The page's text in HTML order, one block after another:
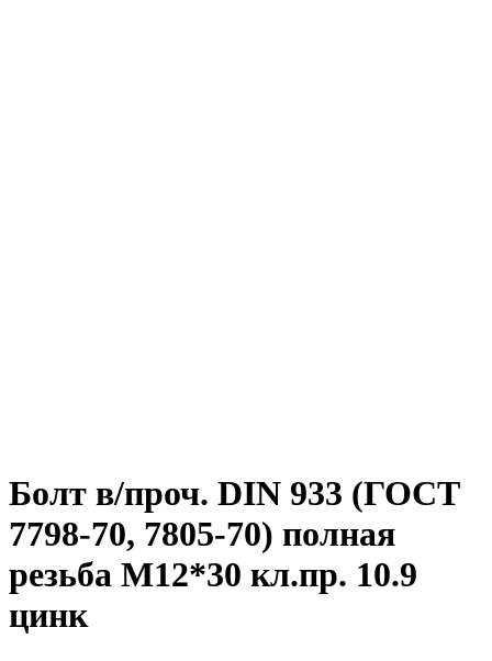
Болт в/проч. DIN 933 (ГОСТ
7798-70, 7805-70) полная
резьба М12*30 кл.пр. 10.9
цинк